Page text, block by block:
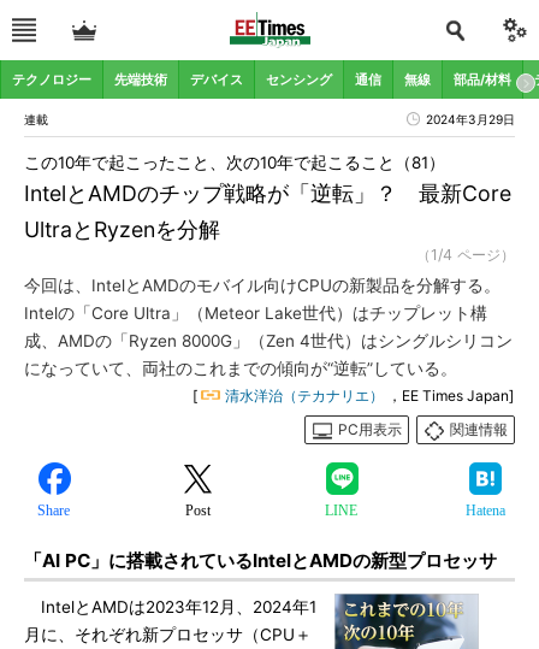
テクノロジー 先端技術 デバイス センシング 通信 無線 部品/材料
連載 2024年3月29日
IntelとAMDのチップ戦略が「逆転」？ 最新Core
UltraとRyzenを分解
この10年で起こったこと、次の10年で起こること（81）
（1/4 ページ）
今回は、IntelとAMDのモバイル向けCPUの新製品を分解する。
Intelの「Core Ultra」（Meteor Lake世代）はチップレット構
成、AMDの「Ryzen 8000G」（Zen 4世代）はシングルシリコン
になっていて、両社のこれまでの傾向が“逆転”している。
[ 清水洋治（テカナリエ）
，EE Times Japan]
PC用表示
関連情報
Share Post LINE Hatena
「AI PC」に搭載されているIntelとAMDの新型プロセッサ
IntelとAMDは2023年12月、2024年1
月に、それぞれ新プロセッサ（CPU＋